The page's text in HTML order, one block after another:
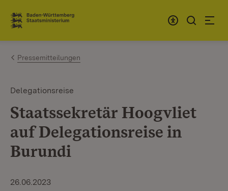
Zum Inhalt springen
Link zur Startseite
Pressemitteilungen
Delegationsreise
Staatssekretär Hoogvliet
auf Delegationsreise in
Burundi
26.06.2023